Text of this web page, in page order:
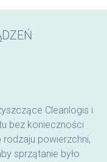
Cleanlogis i
bez konieczności
powierzchni,
sprzątanie było